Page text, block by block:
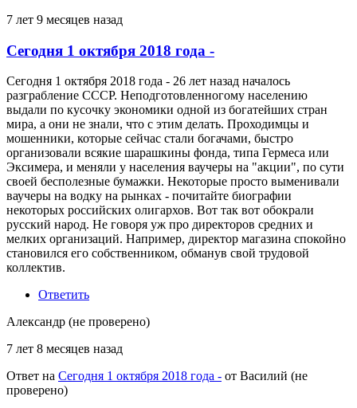
7 лет 9 месяцев назад
Сегодня 1 октября 2018 года -
Сегодня 1 октября 2018 года - 26 лет назад началось
разграбление СССР. Неподготовленногому населению
выдали по кусочку экономики одной из богатейших стран
мира, а они не знали, что с этим делать. Проходимцы и
мошенники, которые сейчас стали богачами, быстро
организовали всякие шарашкины фонда, типа Гермеса или
Эксимера, и меняли у населения ваучеры на "акции", по сути
своей бесполезные бумажки. Некоторые просто выменивали
ваучеры на водку на рынках - почитайте биографии
некоторых российских олигархов. Вот так вот обокрали
русский народ. Не говоря уж про директоров средних и
мелких организаций. Например, директор магазина спокойно
становился его собственником, обманув свой трудовой
коллектив.
Ответить
Александр (не проверено)
7 лет 8 месяцев назад
Ответ на Сегодня 1 октября 2018 года - от Василий (не
проверено)